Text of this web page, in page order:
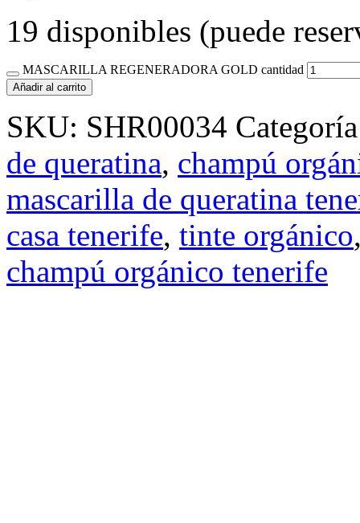
19 disponibles (puede
MASCARILLA REGENERADORA GOLD cantidad
Añadir al carrito
SKU: SHR00034
de queratina, champú
mascarilla de queratina
casa tenerife, tinte orgánico
champú orgánico tenerife